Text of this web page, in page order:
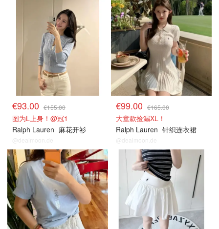
€93.00 €155.00
图为L上身！@冠1
Ralph Lauren 麻花开衫
@dealmoon.de
€99.00 €165.00
大童款捡漏XL！
Ralph Lauren 针织连衣裙
@dealmoon.de